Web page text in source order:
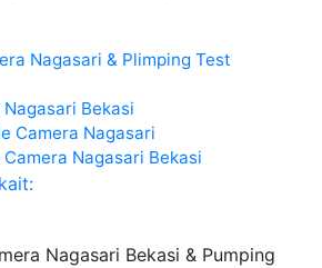
Nagasari & Plimping Test
Bekasi
Camera Nagasari
Nagasari Bekasi
Nagasari Bekasi & Pumping